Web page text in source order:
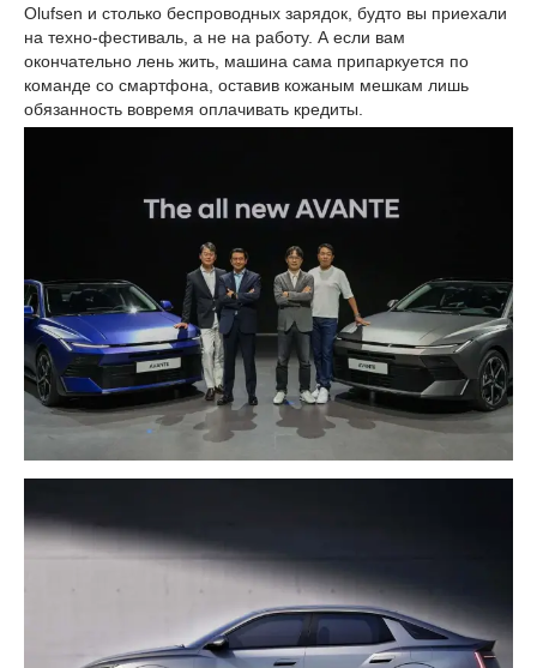
Olufsen и столько беспроводных зарядок, будто вы приехали
на техно-фестиваль, а не на работу. А если вам
окончательно лень жить, машина сама припаркуется по
команде со смартфона, оставив кожаным мешкам лишь
обязанность вовремя оплачивать кредиты.